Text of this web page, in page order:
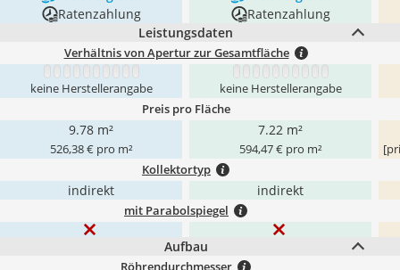
Ratenzahlung
Ratenzahlung
Leistungsdaten
Verhältnis von Apertur zur Gesamtfläche
1 2 3 4 5 6 7 8 9 10
keine Herstellerangabe keine Herstellerangabe
Preis pro Fläche
9.78 m²
526,38 € pro m²
7.22 m²
594,47 € pro m²
Kollektortyp
indirekt indirekt
mit Parabolspiegel
Aufbau
Röhrendurchmesser